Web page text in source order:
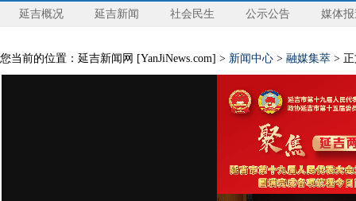
延吉概况 延吉新闻 社会民生 公示公告 媒体
您当前的位置：延吉新闻网 [YanJiNews.com] > 新闻中心 > 融媒集萃 >